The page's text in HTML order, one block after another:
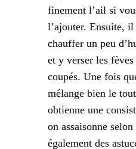
finement l’ail si
l’ajouter. Ensuite,
chauffer un peu
et y verser les
coupés. Une fois
mélange bien le
obtienne une
on assaisonne
également des